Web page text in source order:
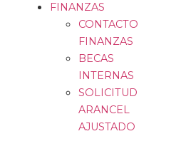
FINANZAS
CONTACTO
FINANZAS
BECAS
INTERNAS
SOLICITUD
ARANCEL
AJUSTADO